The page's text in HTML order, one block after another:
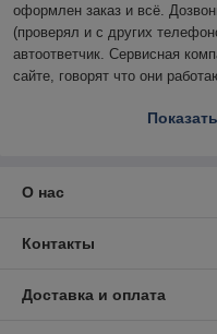
оформлен заказ и всё.
(проверял и с других
автоответчик. Сервисная
сайте, говорят что они
О нас
Контакты
Доставка и оплата